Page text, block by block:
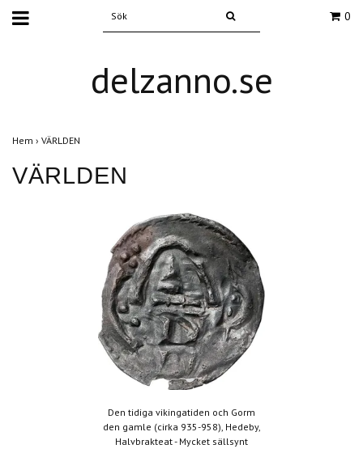
0
delzanno.se
Hem › VÄRLDEN
VÄRLDEN
Den tidiga vikingatiden och Gorm
den gamle (cirka 935-958), Hedeby,
Halvbrakteat - Mycket sällsynt